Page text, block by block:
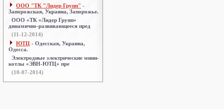
ООО "ТК "Лидер Групп" -
Запорожская, Украина, Запорожье.
ООО «ТК «Лидер Групп»
динамично-развивающееся пред
(11-12-2014)
ЮТЦ - Одесская, Украина,
Одесса.
Электродные электрические мини-
котлы «ЭВН-ЮТЦ» пре
(10-07-2014)